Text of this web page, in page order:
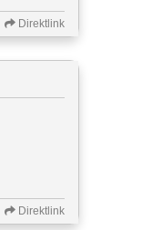
Direktlink
Direktlink